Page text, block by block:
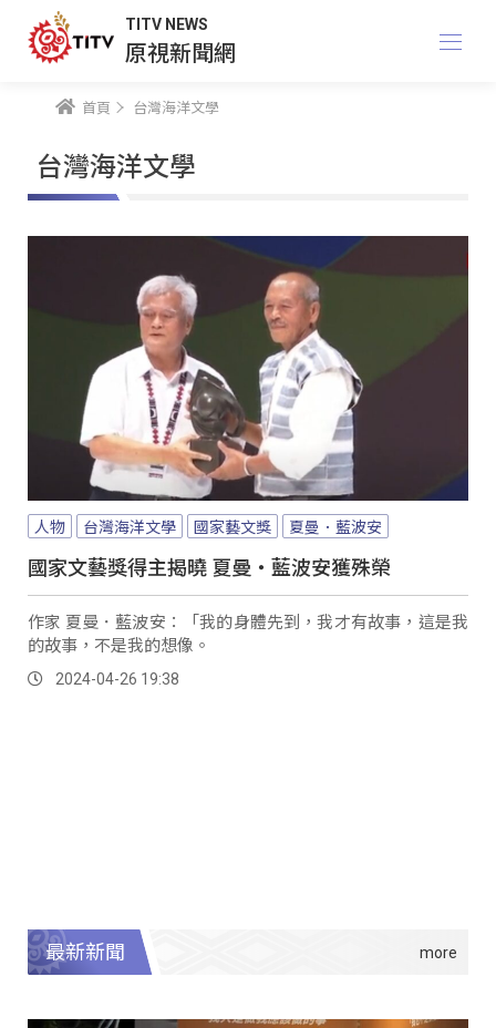
TITV NEWS
原視新聞網
首頁 台灣海洋文學
台灣海洋文學
人物 台灣海洋文學 國家藝文獎 夏曼．藍波安
國家文藝獎得主揭曉 夏曼‧藍波安獲殊榮
作家 夏曼．藍波安：「我的身體先到，我才有故事，這是我
的故事，不是我的想像。
2024-04-26 19:38
最新新聞